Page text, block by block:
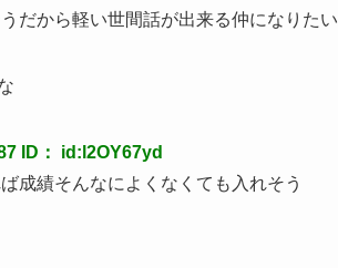
だから軽い世間話が出来る仲になりたい
ID： id:l2OY67yd
成績そんなによくなくても入れそう